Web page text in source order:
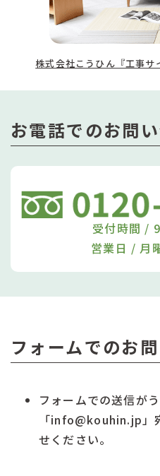
株式会社こうひん『工事サ
お電話でのお問
受付時間 /
営業日 / 月
フォームでのお
フォームでの送信が
「info@kouhin.jp」
せください。